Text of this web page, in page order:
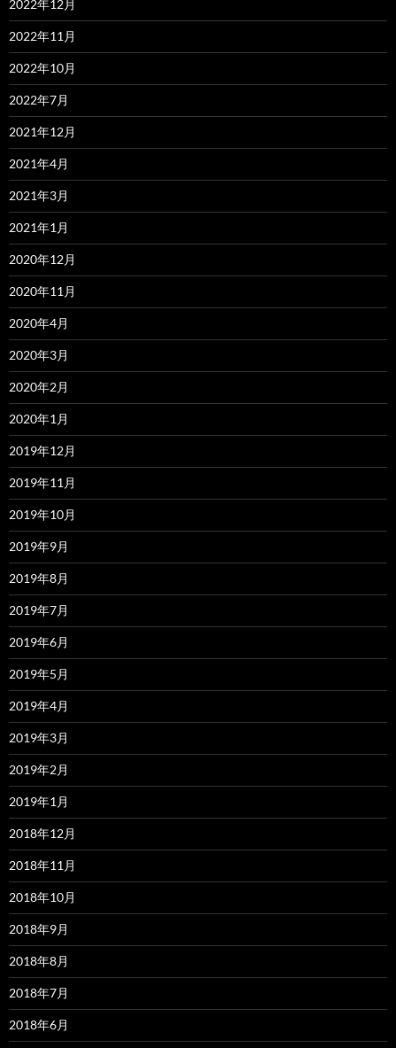
2022年12月
2022年11月
2022年10月
2022年7月
2021年12月
2021年4月
2021年3月
2021年1月
2020年12月
2020年11月
2020年4月
2020年3月
2020年2月
2020年1月
2019年12月
2019年11月
2019年10月
2019年9月
2019年8月
2019年7月
2019年6月
2019年5月
2019年4月
2019年3月
2019年2月
2019年1月
2018年12月
2018年11月
2018年10月
2018年9月
2018年8月
2018年7月
2018年6月